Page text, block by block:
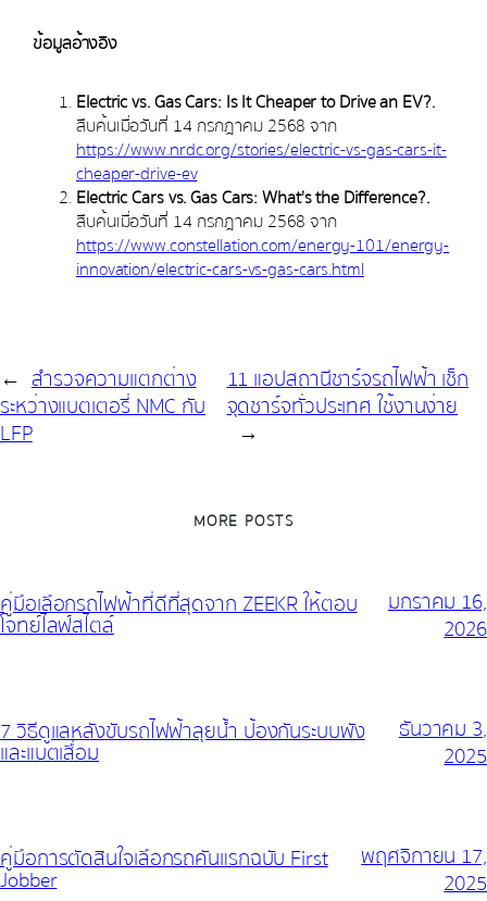
ข้อมูลอ้างอิง
Electric vs. Gas Cars: Is It Cheaper to Drive an EV?.
สืบค้นเมื่อวันที่ 14 กรกฎาคม 2568 จาก
https://www.nrdc.org/stories/electric-vs-gas-cars-it-
cheaper-drive-ev
Electric Cars vs. Gas Cars: What’s the Difference?.
สืบค้นเมื่อวันที่ 14 กรกฎาคม 2568 จาก
https://www.constellation.com/energy-101/energy-
innovation/electric-cars-vs-gas-cars.html
← สำรวจความแตกต่าง
ระหว่างแบตเตอรี่ NMC กับ
LFP
11 แอปสถานีชาร์จรถไฟฟ้า เช็ก
จุดชาร์จทั่วประเทศ ใช้งานง่าย
→
MORE POSTS
คู่มือเลือกรถไฟฟ้าที่ดีที่สุดจาก ZEEKR ให้ตอบ
โจทย์ไลฟ์สไตล์
มกราคม 16,
2026
7 วิธีดูแลหลังขับรถไฟฟ้าลุยน้ำ ป้องกันระบบพัง
และแบตเสื่อม
ธันวาคม 3,
2025
คู่มือการตัดสินใจเลือกรถคันแรกฉบับ First
Jobber
พฤศจิกายน 17,
2025